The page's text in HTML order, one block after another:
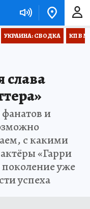
УКРАИНА: СВОДКА КП В
слава
и
с какими
«Гарри
уже
успеха